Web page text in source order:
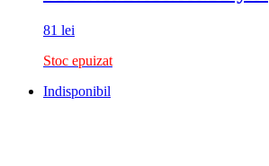
81 lei
Stoc epuizat
Indisponibil